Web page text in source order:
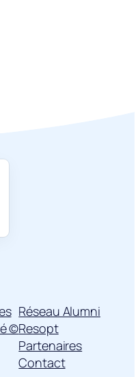
©
Réseau Alumni
Resopt
Partenaires
Contact